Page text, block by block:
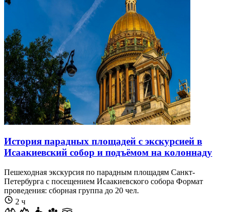
История парадных площадей с экскурсией в
Исаакиевский собор и подъёмом на колоннаду
Пешеходная экскурсия по парадным площадям Санкт-
Петербурга с посещением Исаакиевского собора Формат
проведения: сборная группа до 20 чел.
2 ч